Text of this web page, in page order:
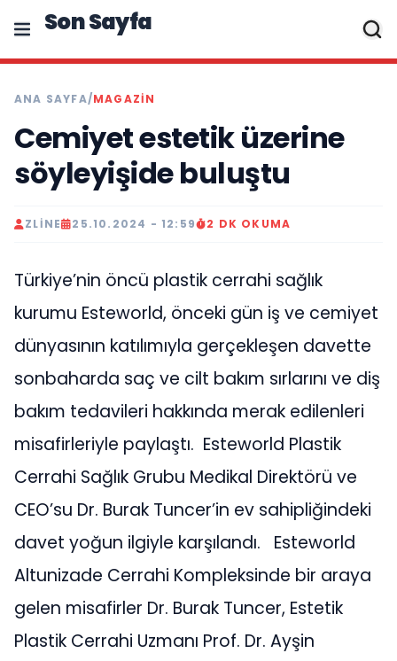
Son Sayfa
ANA SAYFA/MAGAZIN
Cemiyet estetik üzerine
söyleyişide buluştu
ZLINE 25.10.2024 - 12:59 2 DK OKUMA
Türkiye’nin öncü plastik cerrahi sağlık
kurumu Esteworld, önceki gün iş ve cemiyet
dünyasının katılımıyla gerçekleşen davette
sonbaharda saç ve cilt bakım sırlarını ve diş
bakım tedavileri hakkında merak edilenleri
misafirleriyle paylaştı. Esteworld Plastik
Cerrahi Sağlık Grubu Medikal Direktörü ve
CEO’su Dr. Burak Tuncer’in ev sahipliğindeki
davet yoğun ilgiyle karşılandı. Esteworld
Altunizade Cerrahi Kompleksinde bir araya
gelen misafirler Dr. Burak Tuncer, Estetik
Plastik Cerrahi Uzmanı Prof. Dr. Ayşin